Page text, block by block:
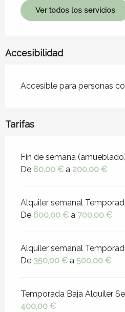
Ver todos los servicios
Accesibilidad
Accesible para personas
Tarifas
Tarifas 2026
Fin de semana
De 80,00 € a 200,00 €
Alquiler semanal
De 600,00 € a 700,00 €
Alquiler semanal
De 350,00 € a 500,00 €
Temporada Baja Alquiler
400,00 €